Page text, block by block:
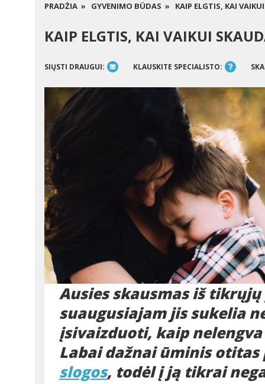
PRADŽIA » GYVENIMO BŪDAS » KAIP ELGTIS, KAI
KAIP ELGTIS, KAI VAIKUI
SIŲSTI DRAUGUI: KLAUSKITE SPECIALISTO:
Ausies skausmas iš
suaugusiajam jis sukelia
įsivaizduoti, kaip
Labai dažnai ūminis
slogos, todėl į ją tikrai